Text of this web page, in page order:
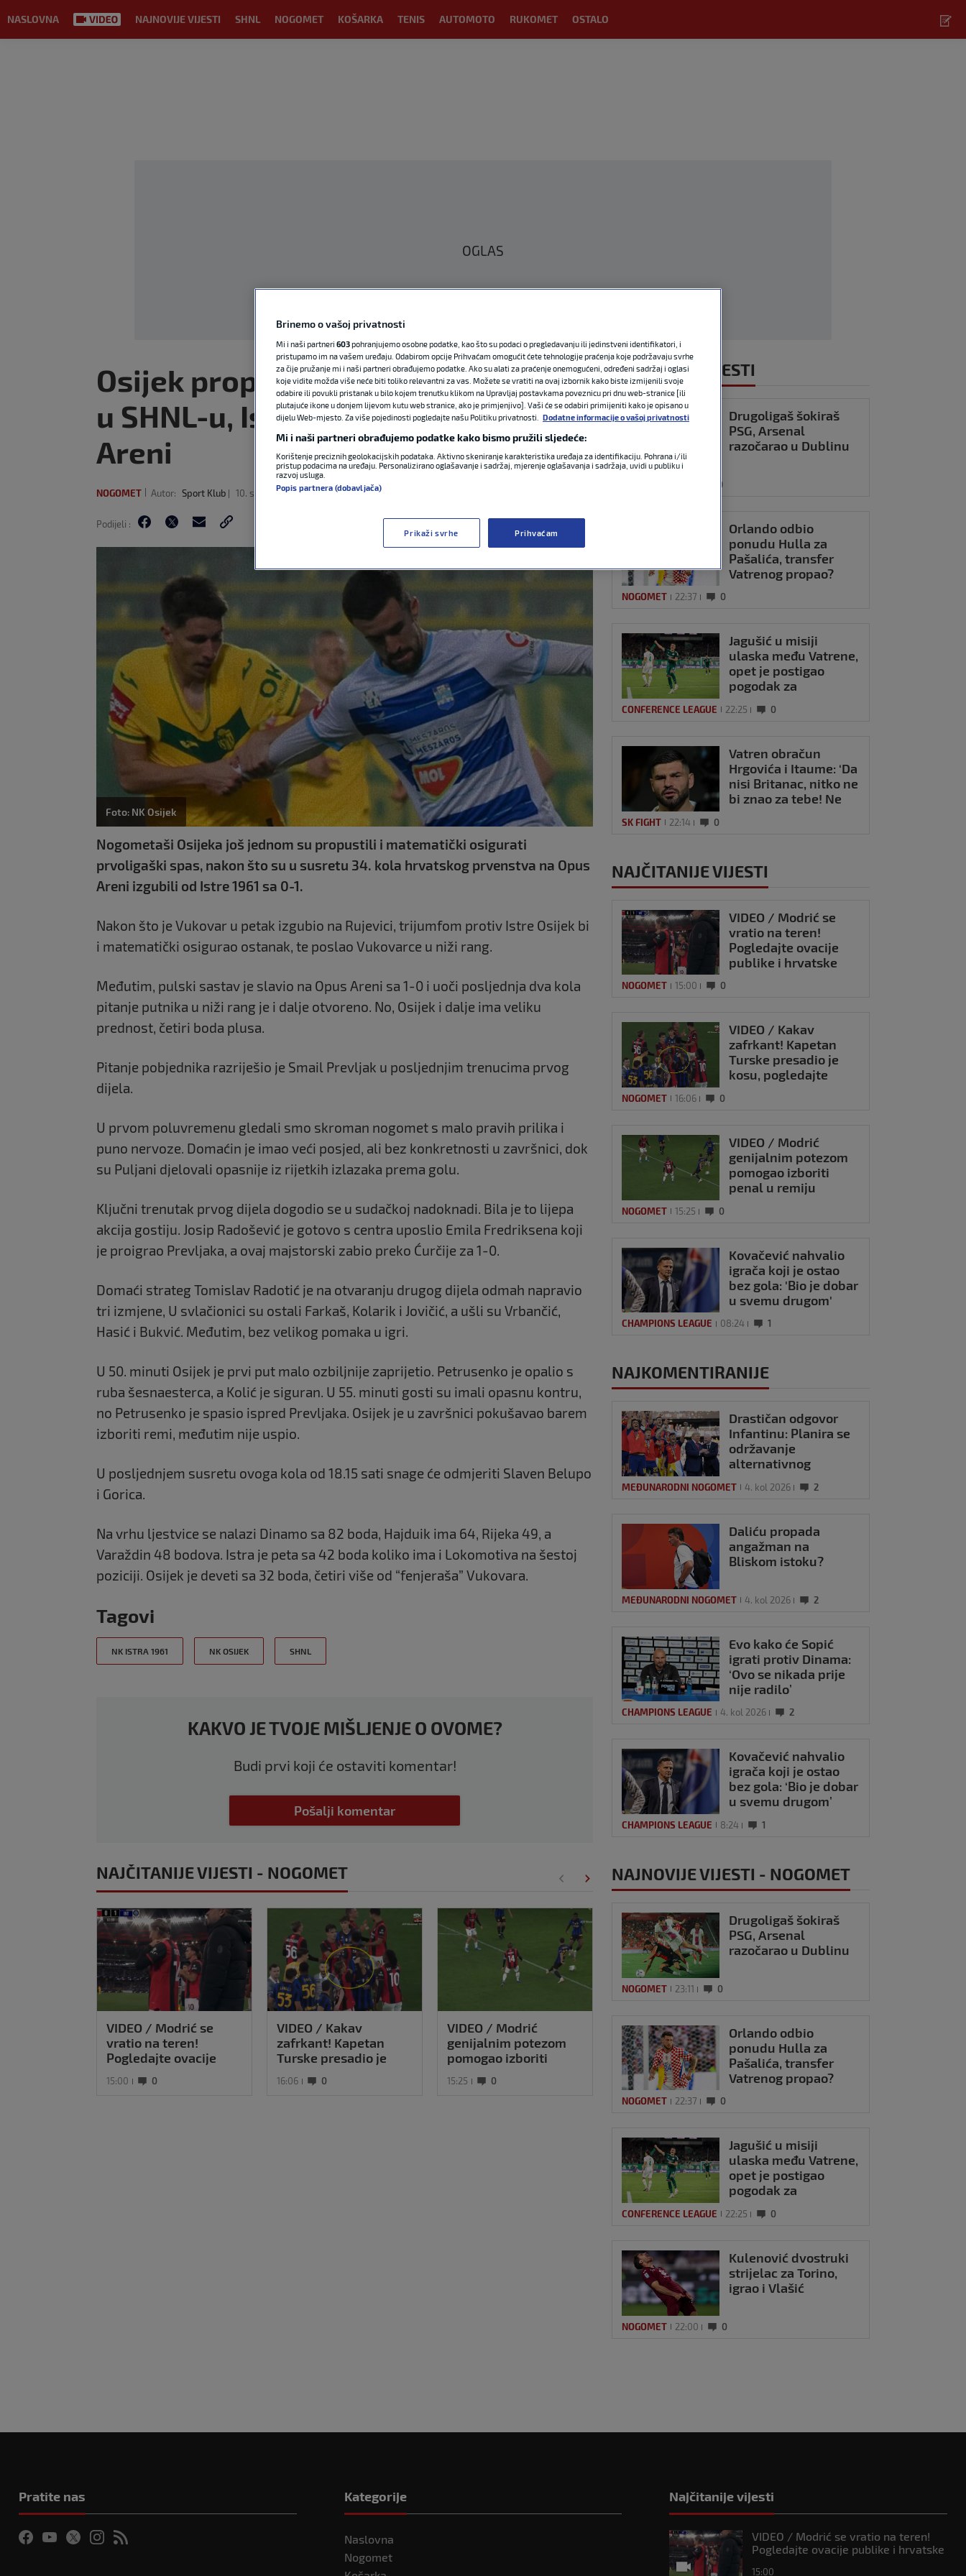
NASLOVNA NAJNOVIJE VIJESTI SHNL NOGOMET KOŠARKA TENIS AUTOMOTO RUKOMET OSTALO
OGLAS
Osijek propustio potvrditi ostanak
u SHNL-u, Istra slavila na Opus
Areni
NOGOMET Autor: Sport Klub 10. svi 2026 18:02 0 komentara
Podijeli :
Foto: NK Osijek
Nogometaši Osijeka još jednom su propustili i matematički osigurati
prvoligaški spas, nakon što su u susretu 34. kola hrvatskog prvenstva na Opus
Areni izgubili od Istre 1961 sa 0-1.
Nakon što je Vukovar u petak izgubio na Rujevici, trijumfom protiv Istre Osijek bi
i matematički osigurao ostanak, te poslao Vukovarce u niži rang.
Međutim, pulski sastav je slavio na Opus Areni sa 1-0 i uoči posljednja dva kola
pitanje putnika u niži rang je i dalje otvoreno. No, Osijek i dalje ima veliku
prednost, četiri boda plusa.
Pitanje pobjednika razriješio je Smail Prevljak u posljednjim trenucima prvog
dijela.
U prvom poluvremenu gledali smo skroman nogomet s malo pravih prilika i
puno nervoze. Domaćin je imao veći posjed, ali bez konkretnosti u završnici, dok
su Puljani djelovali opasnije iz rijetkih izlazaka prema golu.
Ključni trenutak prvog dijela dogodio se u sudačkoj nadoknadi. Bila je to lijepa
akcija gostiju. Josip Radošević je gotovo s centra uposlio Emila Fredriksena koji
je proigrao Prevljaka, a ovaj majstorski zabio preko Ćurčije za 1-0.
Domaći strateg Tomislav Radotić je na otvaranju drugog dijela odmah napravio
tri izmjene, U svlačionici su ostali Farkaš, Kolarik i Jovičić, a ušli su Vrbančić,
Hasić i Bukvić. Međutim, bez velikog pomaka u igri.
U 50. minuti Osijek je prvi put malo ozbiljnije zaprijetio. Petrusenko je opalio s
ruba šesnaesterca, a Kolić je siguran. U 55. minuti gosti su imali opasnu kontru,
no Petrusenko je spasio ispred Prevljaka. Osijek je u završnici pokušavao barem
izboriti remi, međutim nije uspio.
U posljednjem susretu ovoga kola od 18.15 sati snage će odmjeriti Slaven Belupo
i Gorica.
Na vrhu ljestvice se nalazi Dinamo sa 82 boda, Hajduik ima 64, Rijeka 49, a
Varaždin 48 bodova. Istra je peta sa 42 boda koliko ima i Lokomotiva na šestoj
poziciji. Osijek je deveti sa 32 boda, četiri više od “fenjeraša” Vukovara.
Tagovi
NK ISTRA 1961 NK OSIJEK SHNL
KAKVO JE TVOJE MIŠLJENJE O OVOME?
Budi prvi koji će ostaviti komentar!
Pošalji komentar
NAJČITANIJE VIJESTI - NOGOMET
VIDEO / Modrić se
vratio na teren!
Pogledajte ovacije
zastave na tribinama
15:00 0
VIDEO / Kakav
zafrkant! Kapetan
Turske presadio je
se Modrić našalio s
16:06 0
VIDEO / Modrić
genijalnim potezom
pomogao izboriti
i Intera
15:25 0
Kovačević nahvalio
igrača koji je ostao bez
gola: 'Bio je dobar u
svemu drugom'
08:24 1
NAJNOVIJE VIJESTI
Drugoligaš šokiraš
PSG, Arsenal
razočarao u Dublinu
0
Orlando odbio
ponudu Hulla za
Pašalića, transfer
Vatrenog propao?
NOGOMET 22:37 0
Jagušić u misiji
ulaska među Vatrene,
opet je postigao
pogodak za
CONFERENCE LEAGUE 22:25 0
Vatren obračun
Hrgovića i Itaume: ‘Da
nisi Britanac, nitko ne
bi znao za tebe! Ne
SK FIGHT 22:14 0
NAJČITANIJE VIJESTI
VIDEO / Modrić se
vratio na teren!
Pogledajte ovacije
publike i hrvatske
NOGOMET 15:00 0
VIDEO / Kakav
zafrkant! Kapetan
Turske presadio je
kosu, pogledajte
NOGOMET 16:06 0
VIDEO / Modrić
genijalnim potezom
pomogao izboriti
penal u remiju
NOGOMET 15:25 0
Kovačević nahvalio
igrača koji je ostao
bez gola: 'Bio je dobar
u svemu drugom'
CHAMPIONS LEAGUE 08:24 1
NAJKOMENTIRANIJE
Drastičan odgovor
Infantinu: Planira se
održavanje
alternativnog
MEĐUNARODNI NOGOMET 4. kol 2026 2
Daliću propada
angažman na
Bliskom istoku?
MEĐUNARODNI NOGOMET 4. kol 2026 2
Evo kako će Sopić
igrati protiv Dinama:
‘Ovo se nikada prije
nije radilo’
CHAMPIONS LEAGUE 4. kol 2026 2
Kovačević nahvalio
igrača koji je ostao
bez gola: ‘Bio je dobar
u svemu drugom’
CHAMPIONS LEAGUE 8:24 1
NAJNOVIJE VIJESTI - NOGOMET
Drugoligaš šokiraš
PSG, Arsenal
razočarao u Dublinu
NOGOMET 23:11 0
Orlando odbio
ponudu Hulla za
Pašalića, transfer
Vatrenog propao?
NOGOMET 22:37 0
Jagušić u misiji
ulaska među Vatrene,
opet je postigao
pogodak za
CONFERENCE LEAGUE 22:25 0
Kulenović dvostruki
strijelac za Torino,
igrao i Vlašić
NOGOMET 22:00 0
Pratite nas Kategorije
Naslovna
Nogomet
Najčitanije vijesti
VIDEO / Modrić se vratio na teren!
Pogledajte ovacije publike i hrvatske
15:00
Brinemo o vašoj privatnosti
Mi i naši partneri 603pohranjujemo osobne podatke, kao što su podaci o pregledavanju ili jedinstveni identifikatori, i
pristupamo im na vašem uređaju. Odabirom opcije Prihvaćam omogućit ćete tehnologije praćenja koje podržavaju svrhe
za čije pružanje mi i naši partneri obrađujemo podatke. Ako su alati za praćenje onemogućeni, određeni sadržaj i oglasi
koje vidite možda više neće biti toliko relevantni za vas. Možete se vratiti na ovaj izbornik kako biste izmijenili svoje
odabire ili povukli pristanak u bilo kojem trenutku klikom na Upravljaj postavkama poveznicu pri dnu web-stranice [ili
plutajuće ikone u donjem lijevom kutu web stranice, ako je primjenjivo]. Vaši će se odabiri primijeniti kako je opisano u
dijelu Web-mjesto. Za više pojedinosti pogledajte našu Politiku privatnosti.
Dodatne informacije o vašoj privatnosti
Mi i naši partneri obrađujemo podatke kako bismo pružili sljedeće:
Korištenje preciznih geolokacijskih podataka. Aktivno skeniranje karakteristika uređaja za identifikaciju. Pohrana i/ili
pristup podacima na uređaju. Personalizirano oglašavanje i sadržaj, mjerenje oglašavanja i sadržaja, uvidi u publiku i
razvoj usluga.
Popis partnera (dobavljača)
Prikaži svrhe Prihvaćam